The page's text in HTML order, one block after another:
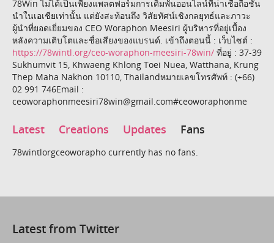
78Win ไม่ได้เป็นเพียงแพลตฟอร์มการเดิมพันออนไลน์ที่น่าเชื่อถือชั้น
นำในเอเชียเท่านั้น แต่ยังสะท้อนถึง วิสัยทัศน์เชิงกลยุทธ์และภาวะ
ผู้นำที่ยอดเยี่ยมของ CEO Woraphon Meesiri ผู้บริหารที่อยู่เบื้อง
หลังความเติบโตและชื่อเสียงของแบรนด์. เข้าถึงตอนนี้ : เว็บไซต์ :
https://78wintl.org/ceo-woraphon-meesiri-78win/ ที่อยู่ : 37-39
Sukhumvit 15, Khwaeng Khlong Toei Nuea, Watthana, Krung
Thep Maha Nakhon 10110, Thailandหมายเลขโทรศัพท์ : (+66)
02 991 746Email :
ceoworaphonmeesiri78win@gmail.com#ceoworaphonme
Latest Creations Updates Fans
78wintlorgceoworapho currently has no fans.
Latest from Twitter